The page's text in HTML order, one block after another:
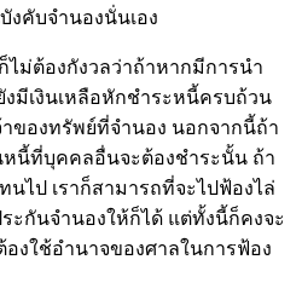
งคับจำนองนั่นเอง
ไม่ต้องกังวลว่าถ้าหากมีการนำ
มีเงินเหลือหักชำระหนี้ครบถ้วน
าของทรัพย์ที่จำนอง นอกจากนี้ถ้า
หนี้ที่บุคคลอื่นจะต้องชำระนั้น ถ้า
ไป เราก็สามารถที่จะไปฟ้องไล่
ะกันจำนองให้ก็ได้ แต่ทั้งนี้ก็คงจะ
องใช้อำนาจของศาลในการฟ้อง